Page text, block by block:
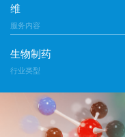
维
服务内容
生物制药
行业类型